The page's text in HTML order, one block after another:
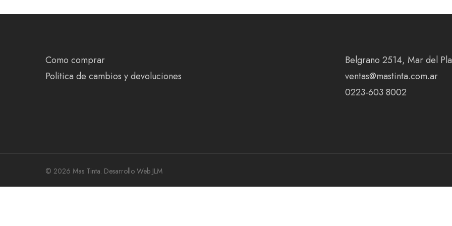
Como comprar
Politica de cambios y devoluciones
Belgrano 2514, Mar del
ventas@mastinta.com.ar
0223-603 8002
© 2026 Mas Tinta. Desarrollo Web JLM